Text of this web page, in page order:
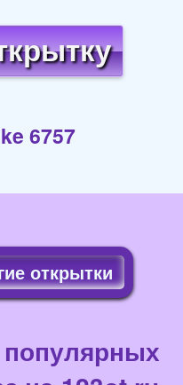
6757
открытки
популярных